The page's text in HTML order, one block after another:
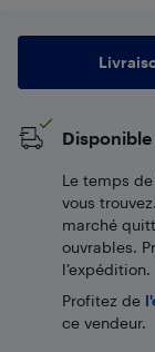
Le temps
vous
marché
ouvrables.
l’expédition.
Profitez de
ce vendeur.